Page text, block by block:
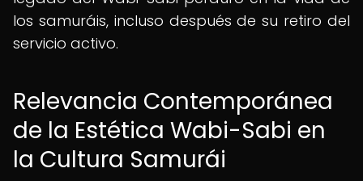
los samuráis, incluso después de su retiro del
servicio activo.
Relevancia Contemporánea
de la Estética Wabi-Sabi en
la Cultura Samurái